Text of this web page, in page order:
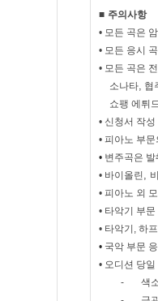
■ 주의사항
• 모든 곡은
• 모든 응시
• 모든 곡은
소나타, 협
쇼팽 에튀
• 신청서 작성
• 피아노 부
• 변주곡은
• 바이올린 ,
• 피아노 외
• 타악기 부
• 타악기 , 하프
• 국악 부문
• 오디션 당
-
색